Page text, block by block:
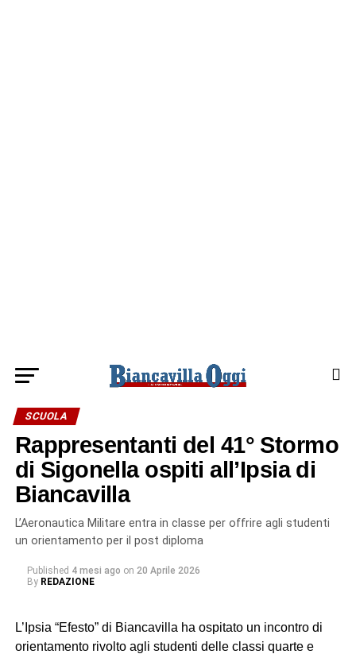
SCUOLA
Rappresentanti del 41° Stormo
di Sigonella ospiti all’Ipsia di
Biancavilla
L’Aeronautica Militare entra in classe per offrire agli studenti
un orientamento per il post diploma
Published 4 mesi ago on 20 Aprile 2026
By REDAZIONE
L’Ipsia “Efesto” di Biancavilla ha ospitato un incontro di
orientamento rivolto agli studenti delle classi quarte e